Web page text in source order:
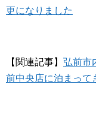
更になりました
【関連記事】 弘前市
前中央店に泊まって